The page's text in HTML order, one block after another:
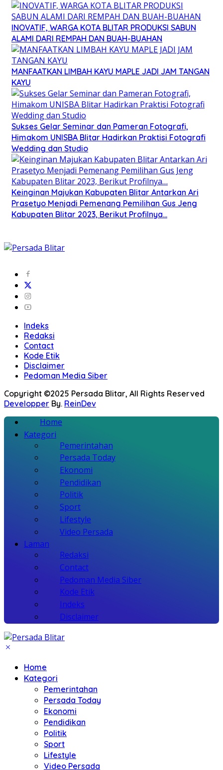
INOVATIF, WARGA KOTA BLITAR PRODUKSI SABUN
ALAMI DARI REMPAH DAN BUAH-BUAHAN
MANFAATKAN LIMBAH KAYU MAPLE JADI JAM TANGAN
KAYU
Sukses Gelar Seminar dan Pameran Fotografi,
Himakom UNISBA Blitar Hadirkan Praktisi Fotografi
Wedding dan Studio
Keinginan Majukan Kabupaten Blitar Antarkan Ari
Prasetyo Menjadi Pemenang Pemilihan Gus Jeng
Kabupaten Blitar 2023, Berikut Profilnya…
Indeks
Redaksi
Contact
Kode Etik
Disclaimer
Pedoman Media Siber
Copyright ©2025 Persada Blitar, All Rights Reserved
Developper By. ReinDev
Home
Kategori
Pemerintahan
Persada Today
Ekonomi
Pendidikan
Politik
Sport
Lifestyle
Video Persada
Laman
Redaksi
Contact
Pedoman Media Siber
Kode Etik
Indeks
Disclaimer
Home
Kategori
Pemerintahan
Persada Today
Ekonomi
Pendidikan
Politik
Sport
Lifestyle
Video Persada